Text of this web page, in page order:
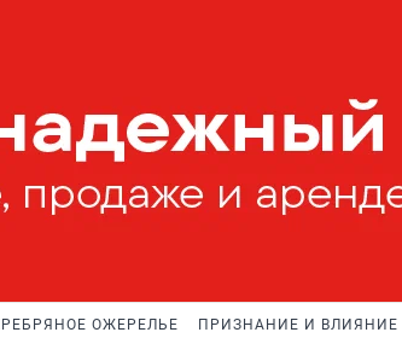
ОЖЕРЕЛЬЕ ПРИЗНАНИЕ И ВЛИЯНИЕ